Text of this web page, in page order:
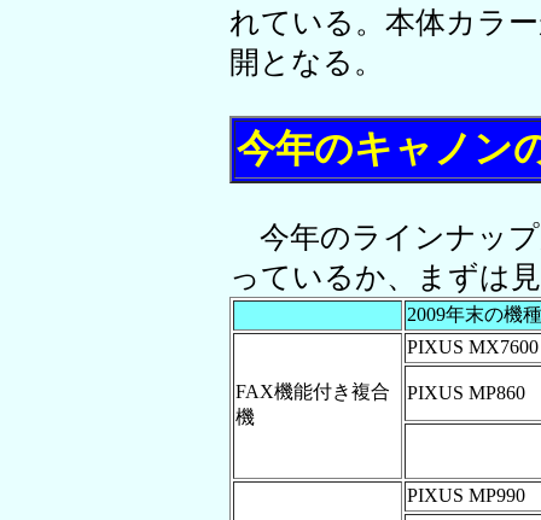
れている。本体カラ
開となる。
今年のキャノン
今年のラインナッ
っているか、まずは
2009年末の機種
FAX機能付き複合
機
PIXUS MX7600
PIXUS MP860
PIXUS MP990